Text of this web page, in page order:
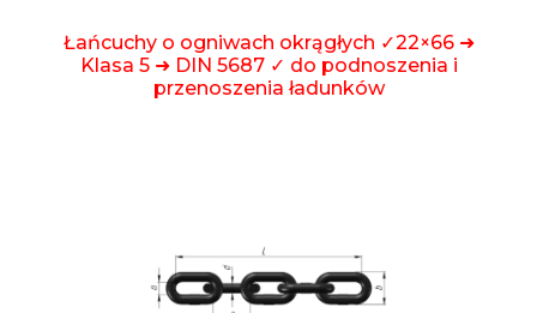
Łańcuchy o ogniwach okrągłych ✓22×66 ➜
Klasa 5 ➜ DIN 5687 ✓ do podnoszenia i
przenoszenia ładunków